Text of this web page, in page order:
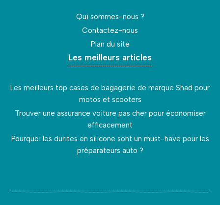
Qui sommes-nous ?
Contactez-nous
Plan du site
Les meilleurs articles
Les meilleurs top cases de bagagerie de marque Shad pour
motos et scooters
Trouver une assurance voiture pas cher pour économiser
efficacement
Pourquoi les durites en silicone sont un must-have pour les
préparateurs auto ?